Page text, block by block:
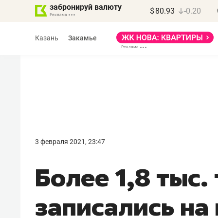
забронируй валюту $ 80.93 -0.20
Казань Закамье
3 февраля 2021, 23:47
Более 1,8 тыс.
записались
правил, бизнес может
потерять минимум